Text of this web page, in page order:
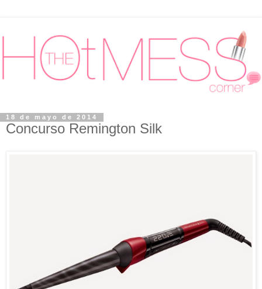
18 de mayo de 2014
Concurso Remington Silk